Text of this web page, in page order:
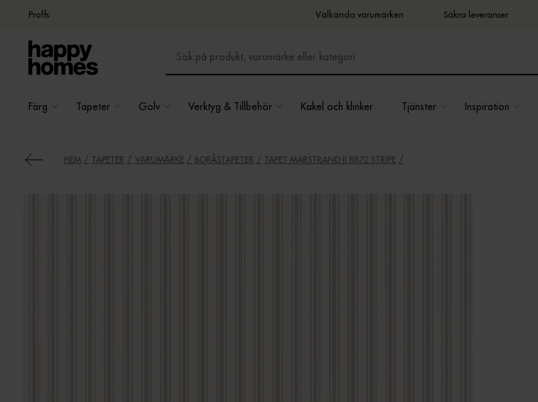
Proffs Välkända varumärken Säkra leveranser
Färg Tapeter Golv Verktyg & Tillbehör Kakel och klinker Tjänster Inspiration
HEM TAPETER VARUMÄRKE BORÅSTAPETER TAPET MARSTRAND II 8872 STRIPE